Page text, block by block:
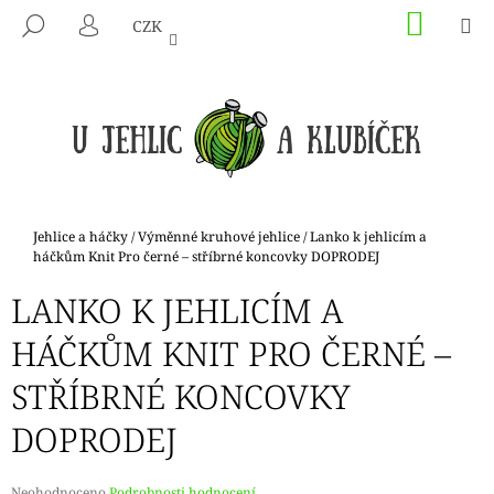
HLEDAT
PŘIHLÁŠENÍ
CZK KOŠÍK
Domů
Jehlice a háčky/Výměnné kruhové jehlice/Lanko k jehlicím a
háčkům Knit Pro černé – stříbrné koncovky DOPRODEJ
LANKO K JEHLICÍM A
HÁČKŮM KNIT PRO ČERNÉ –
STŘÍBRNÉ KONCOVKY
DOPRODEJ
T
Ř
B
U
J
E
T
E